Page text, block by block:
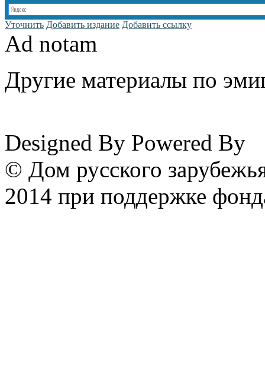
Уточнить Добавить издание Добавить ссылку
Ad notam
Другие материалы по
Designed By Powered By
© Дом русского
2014 при поддержке